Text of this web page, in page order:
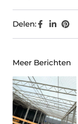
Delen:
Meer Berichten